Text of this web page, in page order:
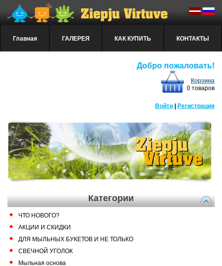
Главная ГАЛЕРЕЯ КАК КУПИТЬ КОНТАКТЫ
Добро пожаловать!
Корзина
0 товаров
Войти Регистрация
Категории
ЧТО НОВОГО?
АКЦИИ И СКИДКИ
ДЛЯ МЫЛЬНЫХ БУКЕТОВ И НЕ ТОЛЬКО
СВЕЧНОЙ УГОЛОК
Мыльная основа